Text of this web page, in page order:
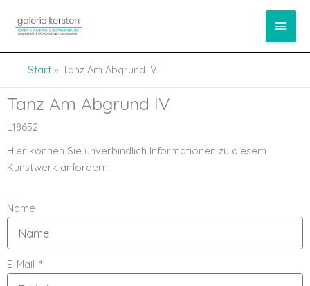
springen
Inhalt
Start Tanz Am Abgrund IV
Tanz Am Abgrund IV
L18652
Hier können Sie unverbindlich Informationen zu diesem
Kunstwerk anfordern.
Name
E-Mail